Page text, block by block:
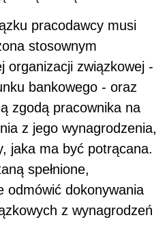
pracodawcy musi
stosownym
organizacji związkowej -
bankowego - oraz
zgodą pracownika na
z jego wynagrodzenia,
jaka ma być potrącana.
spełnione,
odmówić dokonywania
z wynagrodzeń